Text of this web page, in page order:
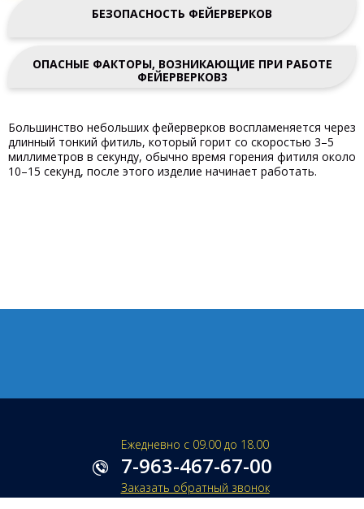
БЕЗОПАСНОСТЬ ФЕЙЕРВЕРКОВ
ОПАСНЫЕ ФАКТОРЫ, ВОЗНИКАЮЩИЕ ПРИ РАБОТЕ
ФЕЙЕРВЕРКОВ3
Большинство небольших фейерверков воспламеняется через
длинный тонкий фитиль, который горит со скоростью 3–5
миллиметров в секунду, обычно время горения фитиля около
10–15 секунд, после этого изделие начинает работать.
Ежедневно с 09.00 до 18.00
7-963-467-67-00
Заказать обратный звонок